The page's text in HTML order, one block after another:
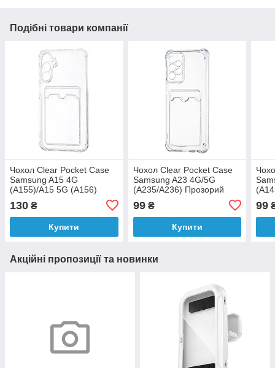
Подібні товари компанії
Чохол Clear Pocket Case
Samsung A15 4G
(A155)/A15 5G (A156)
130 ₴
Купити
Чохол Clear Pocket Case
Samsung A23 4G/5G
(A235/A236) Прозорий
99₴
Купити
99
Акційні пропозиції та новинки